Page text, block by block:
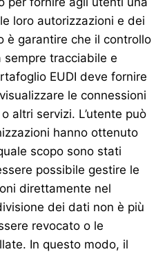
loro autorizzazioni e dei
è garantire che il controllo
tracciabile e
EUDI deve fornire
le connessioni
altri servizi. L’utente può
hanno ottenuto
scopo sono stati
possibile gestire le
direttamente nel
dei dati non è più
revocato o le
In questo modo, il